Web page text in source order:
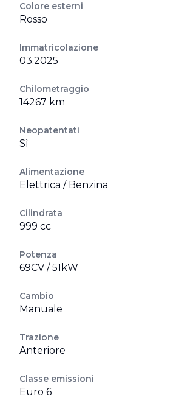
Colore esterni
Rosso
Immatricolazione
03.2025
Chilometraggio
14267 km
Neopatentati
Sì
Alimentazione
Elettrica / Benzina
Cilindrata
999 cc
Potenza
69CV / 51kW
Cambio
Manuale
Trazione
Anteriore
Classe emissioni
Euro 6